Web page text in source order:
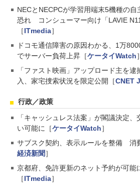
NECとNECPCが学習用端末5機種の
恐れ コンシューマー向け「LAVIE
［ITmedia］
ドコモ通信障害の原因わかる、1万
でサーバー負荷上昇［ケータイWatch］
「ファスト映画」アップロード主を
入、家宅捜索状況を限定公開［CNET
行政／政策
「キャッシュレス法案」が閣議決定
い可能に［ケータイWatch］
サブスク契約、表示ルールを整備 消
経済新聞］
京都府、免許更新のネット予約が可
［ITmedia］